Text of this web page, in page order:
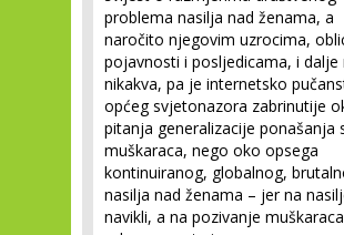
problema nasilja nad ženama, a
naročito njegovim uzrocima,
pojavnosti i posljedicama, i dalje
nikakva, pa je internetsko
općeg svjetonazora zabrinutije
pitanja generalizacije ponašanja
muškaraca, nego oko opsega
kontinuiranog, globalnog,
nasilja nad ženama – jer na
navikli, a na pozivanje